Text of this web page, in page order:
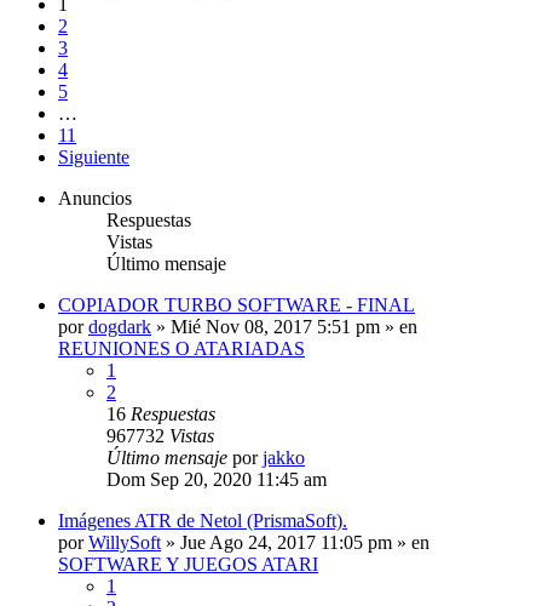
2
3
4
5
…
11
Siguiente
Anuncios
Respuestas
Vistas
Último mensaje
COPIADOR TURBO SOFTWARE - FINAL
pordogdark » Mié Nov 08, 2017 5:51 pm » en
REUNIONES O ATARIADAS
1
2
16 Respuestas
967732 Vistas
Último mensaje porjakko
Dom Sep 20, 2020 11:45 am
Imágenes ATR de Netol (PrismaSoft).
porWillySoft » Jue Ago 24, 2017 11:05 pm » en
SOFTWARE Y JUEGOS ATARI
1